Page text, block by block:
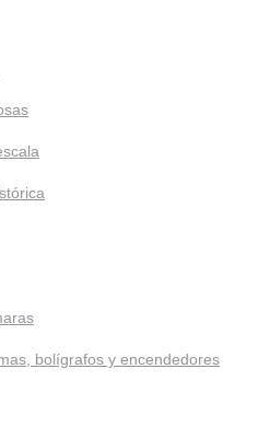
bolígrafos y encendedores